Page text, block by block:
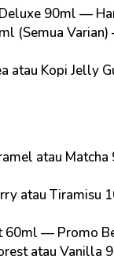
90ml —
(Semua
atau Kopi Jelly
atau
atau
60ml — Promo
atau Vanilla